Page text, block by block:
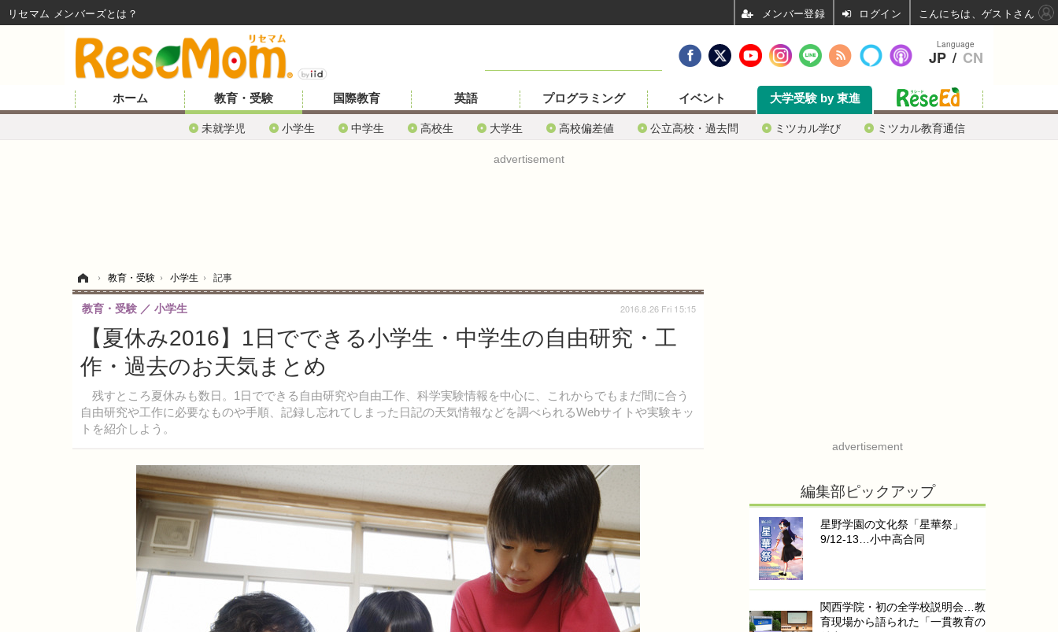
ホーム 教育・受験
未就学児 小学生 中学生 高校生 大学生 高校偏差値 公立高校・過去問 ミツカル学び ミツカル教育通信
国際教育 英語 プログラミング イベント 大学受験 by 東進
advertisement
› 教育・受験 › 小学生 › 記事
【夏休み2016】1日でできる小学生・中学生の自由研究・工
作・過去のお天気まとめ
残すところ夏休みも数日。1日でできる自由研究や自由工作、科学実験情報を中心に、これからでもまだ間に合う
自由研究や工作に必要なものや手順、記録し忘れてしまった日記の天気情報などを調べられるWebサイトや実験キッ
トを紹介しよう。
教育・受験 小学生 2016.8.26 Fri 15:15
advertisement
編集部ピックアップ
星野学園の文化祭「星華祭」
9/12-13…小中高合同
関西学院・初の全学校説明会…教
育現場から語られた「一貫教育の
Language
JP / CN
リセマム メンバーズ ログイン こんにちは、ゲストさん